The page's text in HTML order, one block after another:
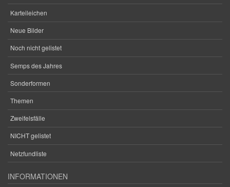
Karteileichen
Neue Bilder
Noch nicht gelistet
Semps des Jahres
Sonderformen
Themen
Zweifelsfälle
NICHT gelistet
Netzfundliste
INFORMATIONEN